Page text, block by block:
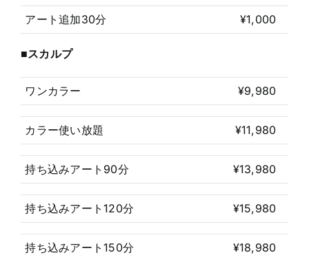
アート追加30分 ¥1,000
■スカルプ
ワンカラー ¥9,980
カラー使い放題 ¥11,980
持ち込みアート90分 ¥13,980
持ち込みアート120分 ¥15,980
持ち込みアート150分 ¥18,980